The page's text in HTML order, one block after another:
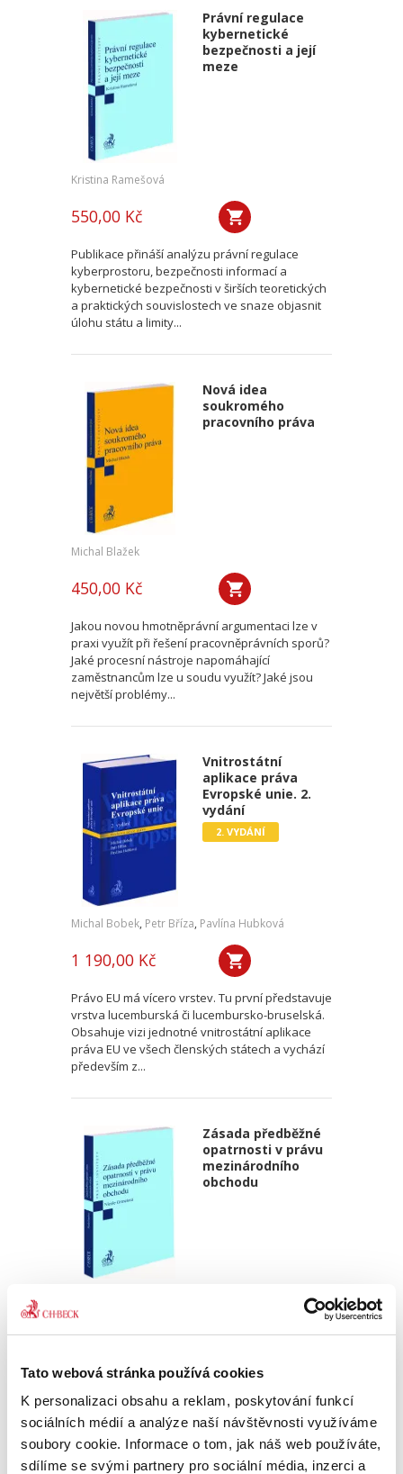
Tato webová stránka používá cookies
K personalizaci obsahu a reklam, poskytování funkcí
sociálních médií a analýze naší návštěvnosti využíváme
soubory cookie. Informace o tom, jak náš web používáte,
sdílíme se svými partnery pro sociální média, inzerci a
Právní regulace
kybernetické
bezpečnosti a její
meze
Kristina Ramešová
550,00 Kč
Publikace přináší analýzu právní regulace
kyberprostoru, bezpečnosti informací a
kybernetické bezpečnosti v širších teoretických
a praktických souvislostech ve snaze objasnit
úlohu státu a limity...
Nová idea
soukromého
pracovního práva
Michal Blažek
450,00 Kč
Jakou novou hmotněprávní argumentaci lze v
praxi využít při řešení pracovněprávních sporů?
Jaké procesní nástroje napomáhající
zaměstnancům lze u soudu využít? Jaké jsou
největší problémy...
Vnitrostátní
aplikace práva
Evropské unie. 2.
vydání
2. VYDÁNÍ
Michal Bobek, Petr Bříza, Pavlína Hubková
1 190,00 Kč
Právo EU má vícero vrstev. Tu první představuje
vrstva lucemburská či lucembursko-bruselská.
Obsahuje vizi jednotné vnitrostátní aplikace
práva EU ve všech členských státech a vychází
především z...
Zásada předběžné
opatrnosti v právu
mezinárodního
obchodu
450,00 Kč
Předkládaná monografie se zabývá tématem,
probádané, přesto se týká problematiky
dopadající na každého z nás. Práce v úvodu
mapuje historický vývoj...